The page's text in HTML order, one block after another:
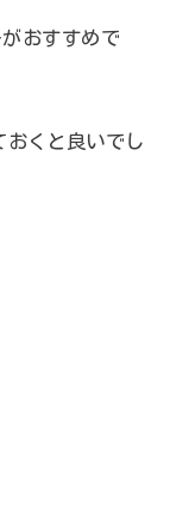
おすすめで
おくと良いでし